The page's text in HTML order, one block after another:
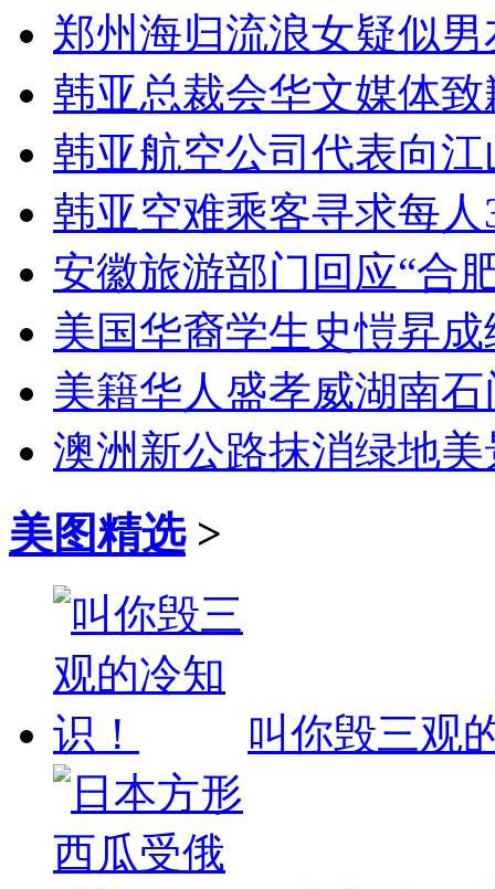
郑州海归流浪女疑似
韩亚总裁会华文媒体
韩亚航空公司代表向
韩亚空难乘客寻求每
安徽旅游部门回应“合
美国华裔学生史愷昇
美籍华人盛孝威湖南
澳洲新公路抹消绿地
美图精选>
叫你毁三观